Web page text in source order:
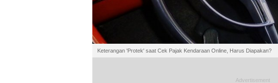
Keterangan 'Protek' saat Cek Pajak Kendaraan Online, Harus Diapakan?